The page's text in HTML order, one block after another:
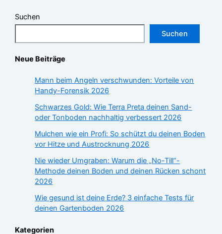
Suchen
Suchen
Neue Beiträge
Mann beim Angeln verschwunden: Vorteile von
Handy-Forensik 2026
Schwarzes Gold: Wie Terra Preta deinen Sand-
oder Tonboden nachhaltig verbessert 2026
Mulchen wie ein Profi: So schützt du deinen Boden
vor Hitze und Austrocknung 2026
Nie wieder Umgraben: Warum die „No-Till“-
Methode deinen Boden und deinen Rücken schont
2026
Wie gesund ist deine Erde? 3 einfache Tests für
deinen Gartenboden 2026
Kategorien